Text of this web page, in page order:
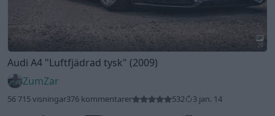
20
Audi A4 "Luftfjädrad tysk" (2009)
ZumZar
56 715 visningar376 kommentarer 532 3 jan. 14